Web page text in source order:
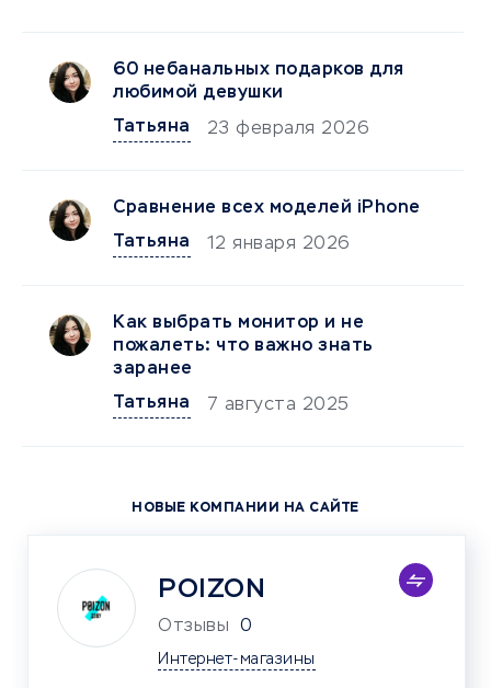
60 небанальных подарков для
любимой девушки
Татьяна
23 февраля 2026
Сравнение всех моделей iPhone
Татьяна
12 января 2026
Как выбрать монитор и не
пожалеть: что важно знать
заранее
Татьяна
7 августа 2025
НОВЫЕ КОМПАНИИ НА САЙТЕ
POIZON
Отзывы 0
Интернет-магазины